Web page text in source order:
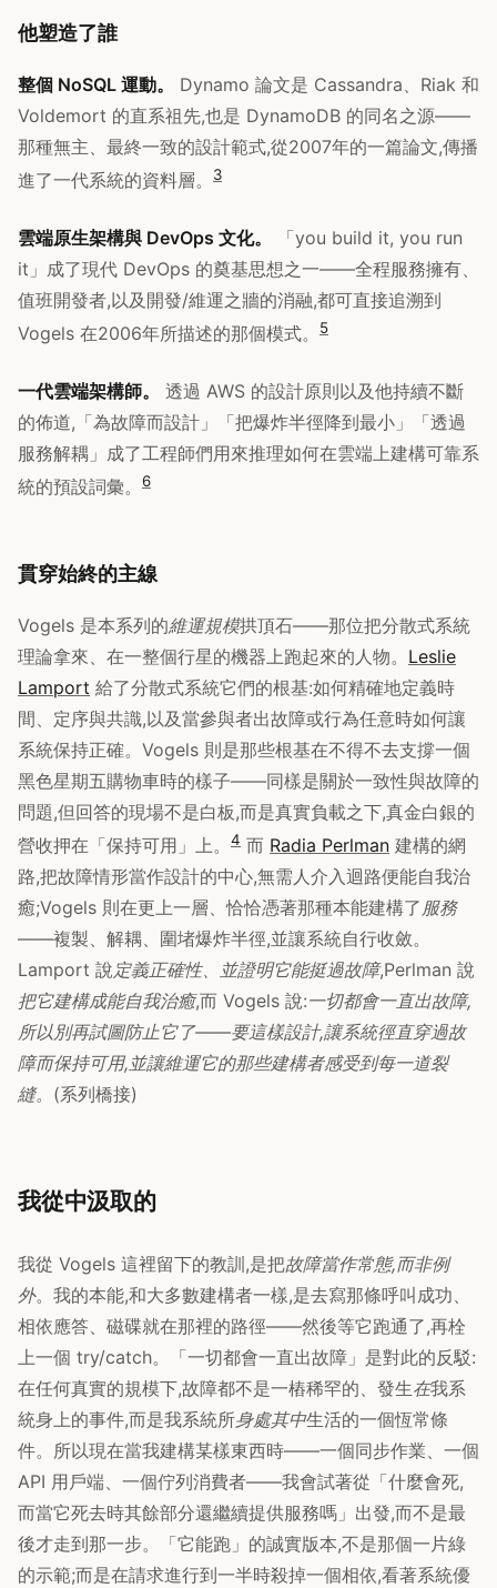
他塑造了誰
整個 NoSQL 運動。
Dynamo 論文是 Cassandra、Riak 和
Voldemort 的直系祖先,也是 DynamoDB 的同名之源——
那種無主、最終一致的設計範式,從2007年的一篇論文,傳播
進了一代系統的資料層。
3
雲端原生架構與 DevOps 文化。
「you build it, you run
it」成了現代 DevOps 的奠基思想之一——全程服務擁有、
值班開發者,以及開發/維運之牆的消融,都可直接追溯到
Vogels 在2006年所描述的那個模式。
5
一代雲端架構師。
透過 AWS 的設計原則以及他持續不斷
的佈道,「為故障而設計」「把爆炸半徑降到最小」「透過
服務解耦」成了工程師們用來推理如何在雲端上建構可靠系
統的預設詞彙。
6
貫穿始終的主線
Vogels 是本系列的維運規模拱頂石——那位把分散式系統
理論拿來、在一整個行星的機器上跑起來的人物。 Leslie
Lamport 給了分散式系統它們的根基:如何精確地定義時
間、定序與共識,以及當參與者出故障或行為任意時如何讓
系統保持正確。Vogels 則是那些根基在不得不去支撐一個
黑色星期五購物車時的樣子——同樣是關於一致性與故障的
問題,但回答的現場不是白板,而是真實負載之下,真金白銀的
營收押在「保持可用」上。
4 而 Radia Perlman 建構的網
路,把故障情形當作設計的中心,無需人介入迴路便能自我治
癒;Vogels 則在更上一層、恰恰憑著那種本能建構了服務
——複製、解耦、圍堵爆炸半徑,並讓系統自行收斂。
Lamport 說定義正確性、並證明它能挺過故障,Perlman 說
把它建構成能自我治癒,而 Vogels 說:一切都會一直出故障,
所以別再試圖防止它了——要這樣設計,讓系統徑直穿過故
障而保持可用,並讓維運它的那些建構者感受到每一道裂
縫。 (系列橋接)
我從中汲取的
我從 Vogels 這裡留下的教訓,是把故障當作常態,而非例
外。我的本能,和大多數建構者一樣,是去寫那條呼叫成功、
相依應答、磁碟就在那裡的路徑——然後等它跑通了,再栓
上一個 try/catch。「一切都會一直出故障」是對此的反駁:
在任何真實的規模下,故障都不是一樁稀罕的、發生在我系
統身上的事件,而是我系統所身處其中生活的一個恆常條
件。所以現在當我建構某樣東西時——一個同步作業、一個
API 用戶端、一個佇列消費者——我會試著從「什麼會死,
而當它死去時其餘部分還繼續提供服務嗎」出發,而不是最
後才走到那一步。「它能跑」的誠實版本,不是那個一片綠
的示範;而是在請求進行到一半時殺掉一個相依,看著系統優